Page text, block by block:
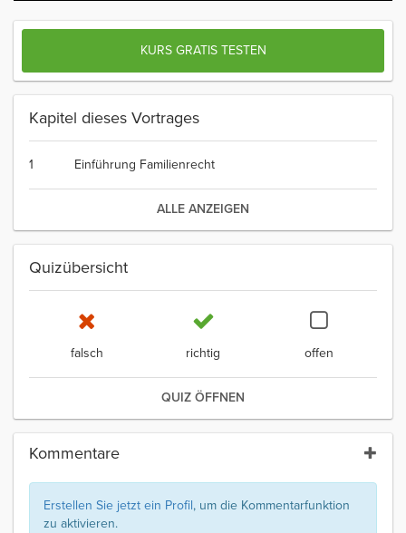
KURS GRATIS TESTEN
Kapitel dieses Vortrages
1 Einführung Familienrecht
ALLE ANZEIGEN
Quizübersicht
falsch richtig offen
QUIZ ÖFFNEN
Kommentare
Erstellen Sie jetzt ein Profil, um die Kommentarfunktion
zu aktivieren.